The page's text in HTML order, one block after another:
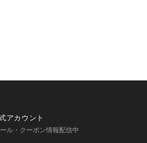
アカウント
ル・クーポン情報配信中